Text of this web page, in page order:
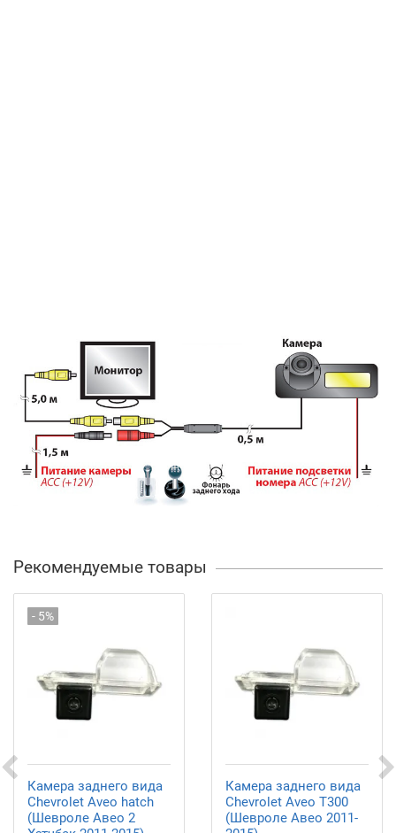
Рекомендуемые товары
- 5%
Камера заднего вида
Chevrolet Aveo hatch
(Шевроле Авео 2
Камера заднего вида
Chevrolet Aveo T300
(Шевроле Авео 2011-